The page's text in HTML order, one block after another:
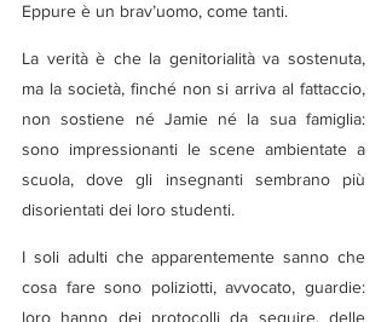
Eppure è un brav’uomo, come tanti.
La verità è che la genitorialità va sostenuta,
ma la società, finché non si arriva al fattaccio,
non sostiene né Jamie né la sua famiglia:
sono impressionanti le scene ambientate a
scuola, dove gli insegnanti sembrano più
disorientati dei loro studenti.
I soli adulti che apparentemente sanno che
cosa fare sono poliziotti, avvocato, guardie:
loro hanno dei protocolli da seguire, delle